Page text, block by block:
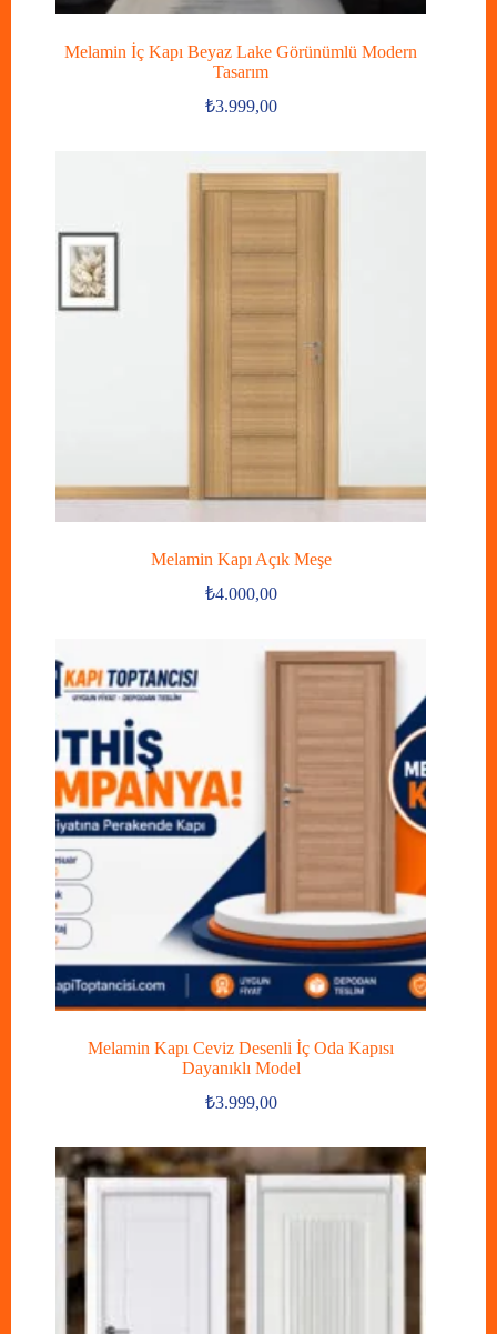
Melamin İç Kapı Beyaz Lake Görünümlü Modern
Tasarım
₺3.999,00
Melamin Kapı Açık Meşe
₺4.000,00
Melamin Kapı Ceviz Desenli İç Oda Kapısı
Dayanıklı Model
₺3.999,00